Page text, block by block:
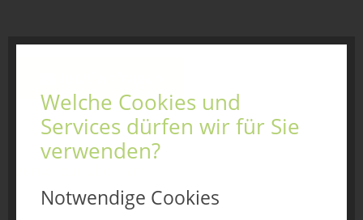
Welche Cookies und
Services dürfen wir für Sie
verwenden?
Notwendige Cookies